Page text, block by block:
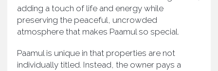
adding a touch of life and energy while
preserving the peaceful, uncrowded
atmosphere that makes Paamul so special.
Paamul is unique in that properties are not
individually titled. Instead, the owner pays a